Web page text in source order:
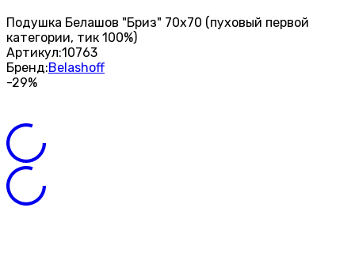
Подушка Белашов "Бриз" 70х70 (пуховый первой
категории, тик 100%)
Артикул:10763
Бренд:Belashoff
-29%